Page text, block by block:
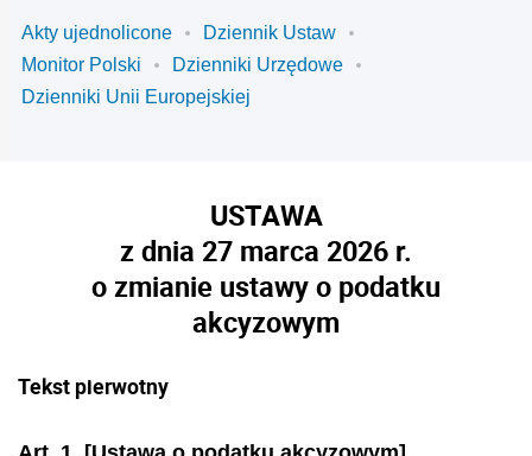
Akty ujednolicone
Dziennik Ustaw
Monitor Polski
Dzienniki Urzędowe
Dzienniki Unii Europejskiej
USTAWA
z dnia 27 marca 2026 r.
o zmianie ustawy o podatku
akcyzowym
Tekst pierwotny